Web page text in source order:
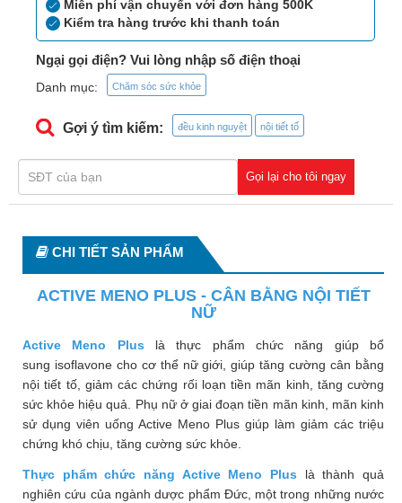
sinh,
khuẩn
Tai,
Hô
hấp
Chống
viêm,
nề,
ứng
trợ
tiểu
đường
Sức
khỏe
Miễn phí vận chuyển với đơn hàng 500K
Kiểm tra hàng trước khi thanh toán
Ngại gọi điện? Vui lòng nhập số điện thoại
Danh mục: Chăm sóc sức khỏe
Gợi ý tìm kiếm: đều kinh nguyệt nội tiết tố
Gọi lại cho tôi ngay
CHI TIẾT SẢN PHẨM
ACTIVE MENO PLUS - CÂN BẰNG NỘI TIẾT
NỮ
Active Meno Plus là thực phẩm chức năng giúp bổ
sung isoflavone cho cơ thể nữ giới, giúp tăng cường cân bằng
nội tiết tố, giảm các chứng rối loạn tiền mãn kinh, tăng cường
sức khỏe hiệu quả. Phụ nữ ở giai đoạn tiền mãn kinh, mãn kinh
sử dụng viên uống Active Meno Plus giúp làm giảm các triệu
chứng khó chịu, tăng cường sức khỏe.
Thực phẩm chức năng Active Meno Plus là thành quả
nghiên cứu của ngành dược phẩm Đức, một trong những nước